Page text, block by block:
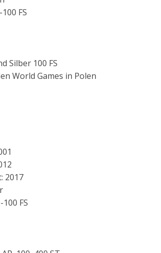
FS
Silber 100 FS
World Games in Polen
2017
FS